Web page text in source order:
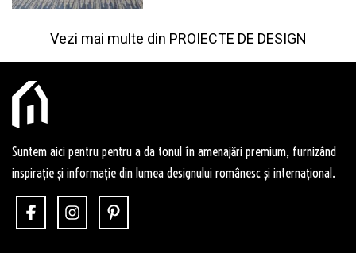
Vezi mai multe din PROIECTE DE DESIGN
Suntem aici pentru pentru a da tonul în amenajări premium, furnizând
inspirație și informație din lumea designului românesc și internațional.